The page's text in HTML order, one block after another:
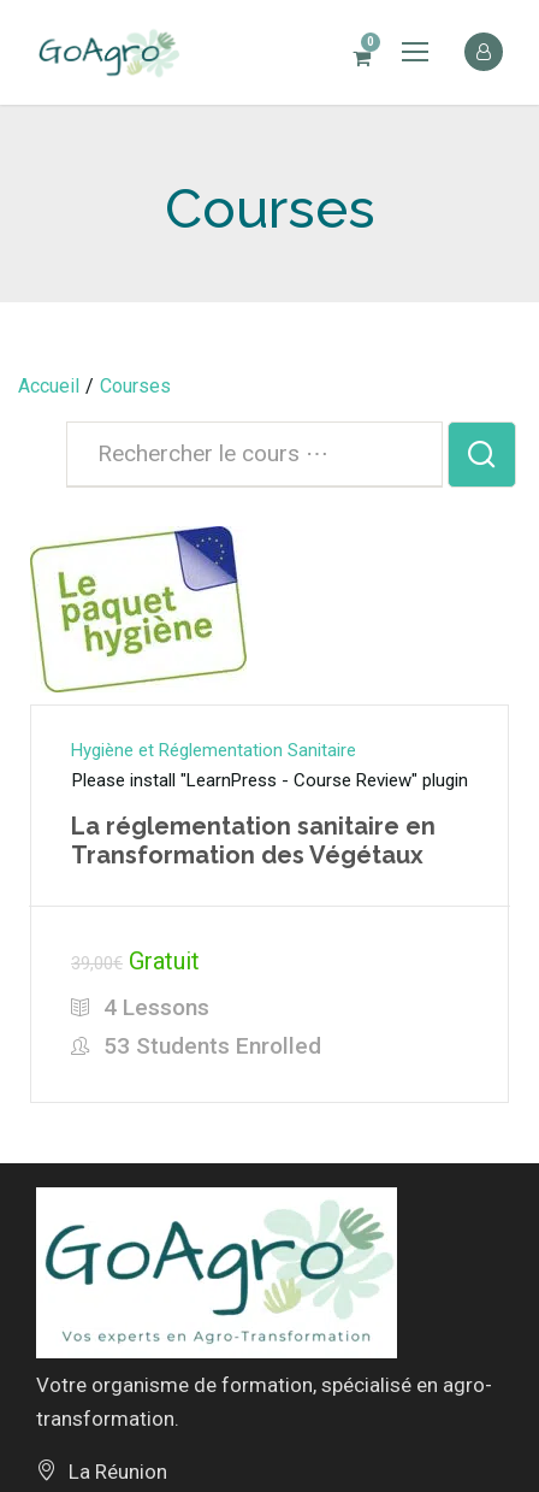
0
Courses
Accueil Courses
Hygiène et Réglementation Sanitaire
Please install "LearnPress - Course Review" plugin
La réglementation sanitaire en
Transformation des Végétaux
39,00€ Gratuit
4 Lessons
53 Students Enrolled
Votre organisme de formation, spécialisé en agro-
transformation.
La Réunion